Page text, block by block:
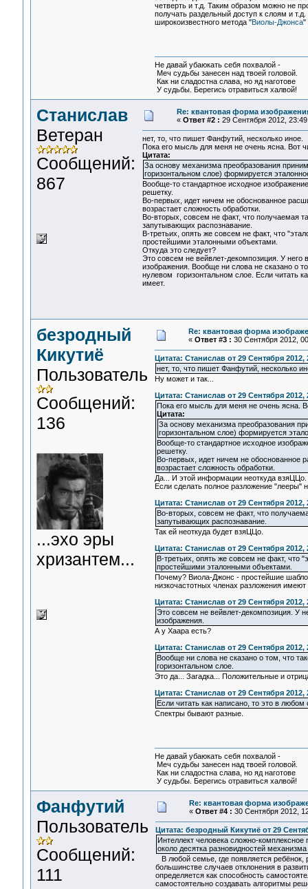
четверть и т.д. Таким образом можно не
получать раздельный доступ к слоям и
широкоизвестного метода "Виолы-Джонса"
Не давай убаюкать себя похвалой -
Меч судьбы занесен над твоей головой.
Как ни сладостна слава, но яд наготове
У судьбы. Берегись отравиться халвой!
Станислав
Ветеран
Сообщений:
867
Re: квантовая форма
« Ответ #2 : 29 Сентября 2012,
нет, то, что пишет Фанфутий, несколько иное.
Пока его мысль для меня не очень ясна. Вот
Цитата:
За основу механизма преобразования
горизонтальном слое) формируется
Вообще-то стандартное исходное
решетку.
Во-первых, идет ничем не обоснованное
возрастает сложность обработки.
Во-вторых, совсем не факт, что получаемая
запутывающих распознавание.
В-третьих, опять же совсем не факт, что
простейшими эталонными объектами.
Откуда это следует?
Это совсем не вейвлет-декомпозиция. У него
изображения. Вообще ни слова не сказано о
нулевом горизонтальном слое. Если читать
имеет.
безродный
Кикутиё
Пользователь
Сообщений:
136
...эхо эры
хризантем...
Re: квантовая форма
« Ответ #3 : 30 Сентября 2012,
Цитата: Станислав от 29 Сентября 2012,
нет, то, что пишет Фанфутий, несколько
Ну может и так...
Цитата: Станислав от 29 Сентября 2012,
Пока его мысль для меня не очень ясна.
Цитата:
За основу механизма преобразования
горизонтальном слое) формируется
Вообще-то стандартное исходное
решетку.
Во-первых, идет ничем не обоснованное
возрастает сложность обработки.
Да... И этой информации неоткуда
Если сделать полное разложение "лееры"
Цитата: Станислав от 29 Сентября 2012,
Во-вторых, совсем не факт, что
запутывающих распознавание.
Так ей неоткуда будет взяЦЦо.
Цитата: Станислав от 29 Сентября 2012,
В-третьих, опять же совсем не факт, что
простейшими эталонными объектами.
Почему? Виола-Джонс - простейшие
низкочастотных членах разложения
Цитата: Станислав от 29 Сентября 2012,
Это совсем не вейвлет-декомпозиция. У
изображения.
А у Хаара есть?
Цитата: Станислав от 29 Сентября 2012,
Вообще ни слова не сказано о том, что
горизонтальном слое.
Это да... Загадка... Положительные и
Цитата: Станислав от 29 Сентября 2012,
Если читать как написано, то это в
Спектры бывают разные.
Не давай убаюкать себя похвалой -
Меч судьбы занесен над твоей головой.
Как ни сладостна слава, но яд наготове
У судьбы. Берегись отравиться халвой!
Фанфутий
Пользователь
Сообщений:
111
Re: квантовая форма
« Ответ #4 : 30 Сентября 2012,
Цитата: безродный Кикутиё от 29
Интеллект человека сложно-
около десятка разновидностей
В любой семье, где появляется ребёнок,
большинстве случаев отклонения в
определяется как способность
самостоятельно создавать алгоритмы